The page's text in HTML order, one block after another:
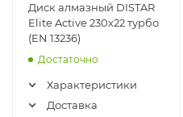
Диск алмазный DISTAR
Elite Active 230х22 турбо
(EN 13236)
Достаточно
Характеристики
Доставка